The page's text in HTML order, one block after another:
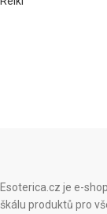
Esoterica.cz je e-
škálu produktů pro